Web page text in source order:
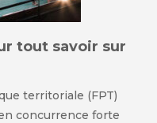
tout savoir sur
territoriale (FPT)
concurrence forte